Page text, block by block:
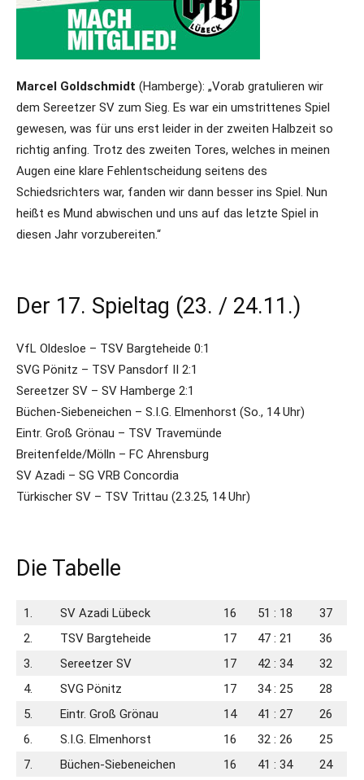
Marcel Goldschmidt (Hamberge): „Vorab gratulieren wir
dem Sereetzer SV zum Sieg. Es war ein umstrittenes Spiel
gewesen, was für uns erst leider in der zweiten Halbzeit so
richtig anfing. Trotz des zweiten Tores, welches in meinen
Augen eine klare Fehlentscheidung seitens des
Schiedsrichters war, fanden wir dann besser ins Spiel. Nun
heißt es Mund abwischen und uns auf das letzte Spiel in
diesen Jahr vorzubereiten.“
Der 17. Spieltag (23. / 24.11.)
VfL Oldesloe – TSV Bargteheide 0:1
SVG Pönitz – TSV Pansdorf II 2:1
Sereetzer SV – SV Hamberge 2:1
Büchen-Siebeneichen – S.I.G. Elmenhorst (So., 14 Uhr)
Eintr. Groß Grönau – TSV Travemünde
Breitenfelde/Mölln – FC Ahrensburg
SV Azadi – SG VRB Concordia
Türkischer SV – TSV Trittau (2.3.25, 14 Uhr)
Die Tabelle
1. SV Azadi Lübeck 16 51 : 18
37
2.
TSV Bargteheide 17 47 : 21
36
3.
Sereetzer SV 17 42 : 34
32
4.
SVG Pönitz 17 34 : 25
28
5.
Eintr. Groß Grönau 14 41 : 27
26
6.
S.I.G. Elmenhorst 16 32 : 26
25
7.
Büchen-Siebeneichen 16 41 : 34 24